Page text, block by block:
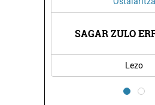
SAGAR ZULO ERRETEGIA